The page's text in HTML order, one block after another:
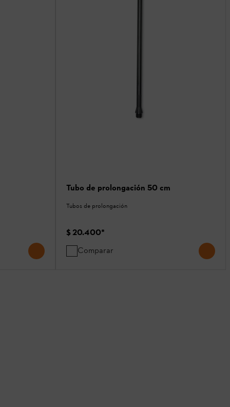
Tubo de prolongación 50 cm
Tubos de prolongación
$ 20.400*
Comparar